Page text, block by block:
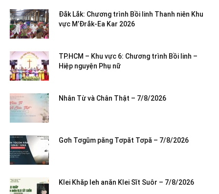
Đắk Lắk: Chương trình Bồi linh Thanh niên Khu
vực M’Đrắk-Ea Kar 2026
TP.HCM – Khu vực 6: Chương trình Bồi linh –
Hiệp nguyện Phụ nữ
Nhân Từ và Chân Thật – 7/8/2026
Gơh Tơgŭm păng Tơpăt Tơpă – 7/8/2026
Klei Khăp leh anăn Klei Sĭt Suôr – 7/8/2026